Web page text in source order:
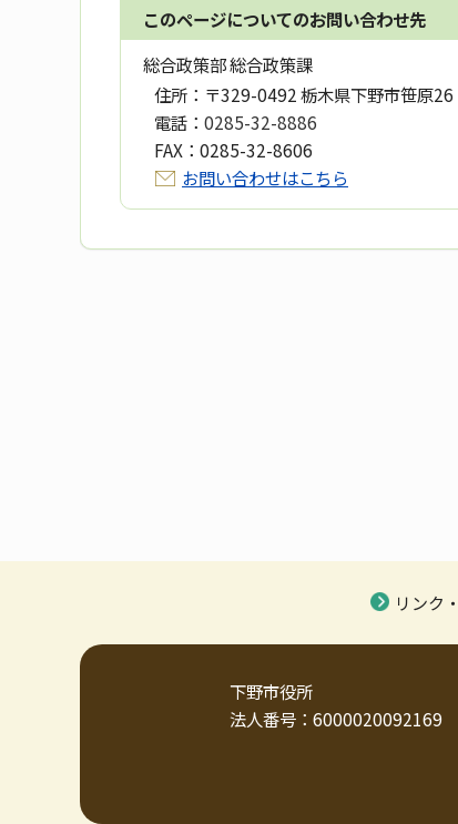
このページについてのお問い合わせ先
総合政策部 総合政策課
住所： 〒329-0492 栃木県下野市笹原26
電話： 0285-32-8886
FAX： 0285-32-8606
お問い合わせはこちら
リンク
下野市役所
法人番号：6000020092169